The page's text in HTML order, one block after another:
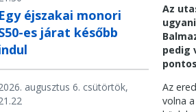
Egy éjszakai monori
es járat később
augusztus 6. csütörtök,
Az
pedig
Az
volna